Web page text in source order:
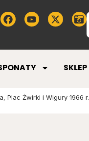
SKLEP
Plac Żwirki i Wigury 1966 r.